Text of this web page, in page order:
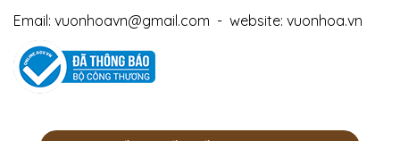
Email: vuonhoavn@gmail.com - website: vuonhoa.vn